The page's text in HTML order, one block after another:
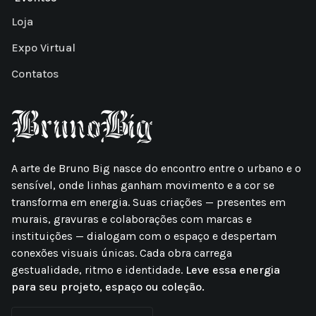
Loja
Expo Virtual
Contatos
A arte de Bruno Big nasce do encontro entre o urbano e o
sensível, onde linhas ganham movimento e a cor se
transforma em energia. Suas criações — presentes em
murais, gravuras e colaborações com marcas e
instituições — dialogam com o espaço e despertam
conexões visuais únicas. Cada obra carrega
gestualidade, ritmo e identidade. Leve essa energia
para seu projeto, espaço ou coleção.